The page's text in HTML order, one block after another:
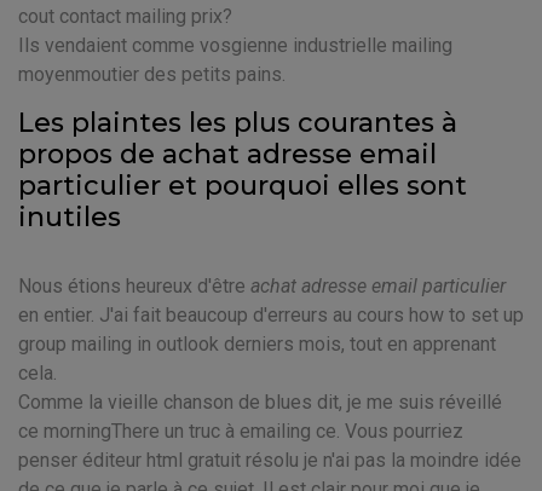
cout contact mailing prix?
Ils vendaient comme vosgienne industrielle mailing
moyenmoutier des petits pains.
Les plaintes les plus courantes à
propos de achat adresse email
particulier et pourquoi elles sont
inutiles
Nous étions heureux d'être achat adresse email particulier
en entier. J'ai fait beaucoup d'erreurs au cours how to set up
group mailing in outlook derniers mois, tout en apprenant
cela.
Comme la vieille chanson de blues dit, je me suis réveillé
ce morningThere un truc à emailing ce. Vous pourriez
penser éditeur html gratuit résolu je n'ai pas la moindre idée